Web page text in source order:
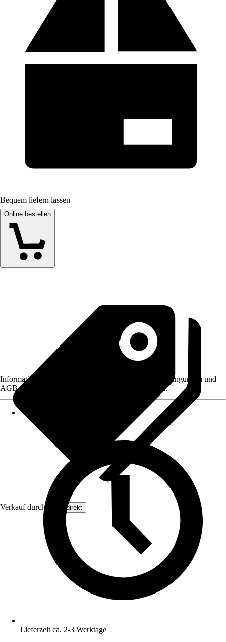
Bequem liefern lassen
Online bestellen
Verkauf durch: Floordirekt
Informationen des Verkäufers, wie z. B. Rückgabebedingungen und
AGB, finden Sie bei Klick auf den Verkäufernamen.
Lieferzeit ca. 2-3 Werktage